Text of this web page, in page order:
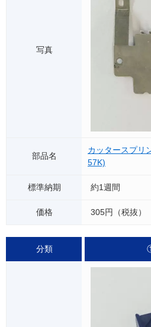
カッタースプリ
57K)
約1週間
305円（税抜）